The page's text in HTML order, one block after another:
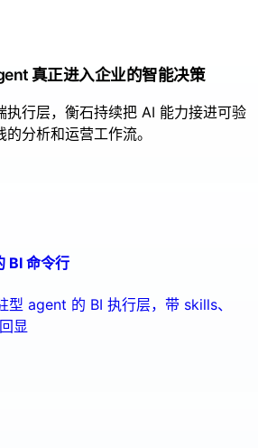
真正进入企业的智能决策
执行层，衡石持续把 AI 能力接进可验
分析和运营工作流。
BI 命令行
型 agent 的 BI 执行层，带 skills、
显